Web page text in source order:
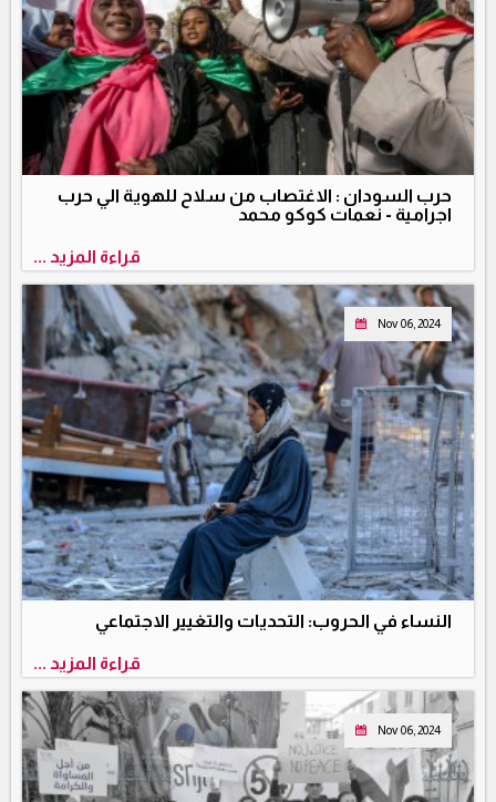
حرب السودان : الاغتصاب من سلاح للهوية الي حرب
اجرامية - نعمات كوكو محمد
قراءة المزيد ...
Nov 06, 2024
النساء في الحروب: التحديات والتغيير الاجتماعي
قراءة المزيد ...
Nov 06, 2024